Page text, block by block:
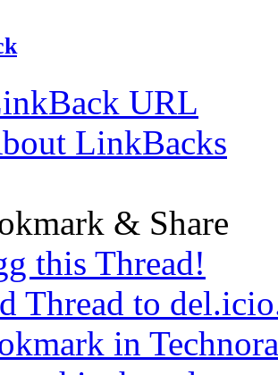
URL
LinkBacks
& Share
this Thread!
Thread to
in